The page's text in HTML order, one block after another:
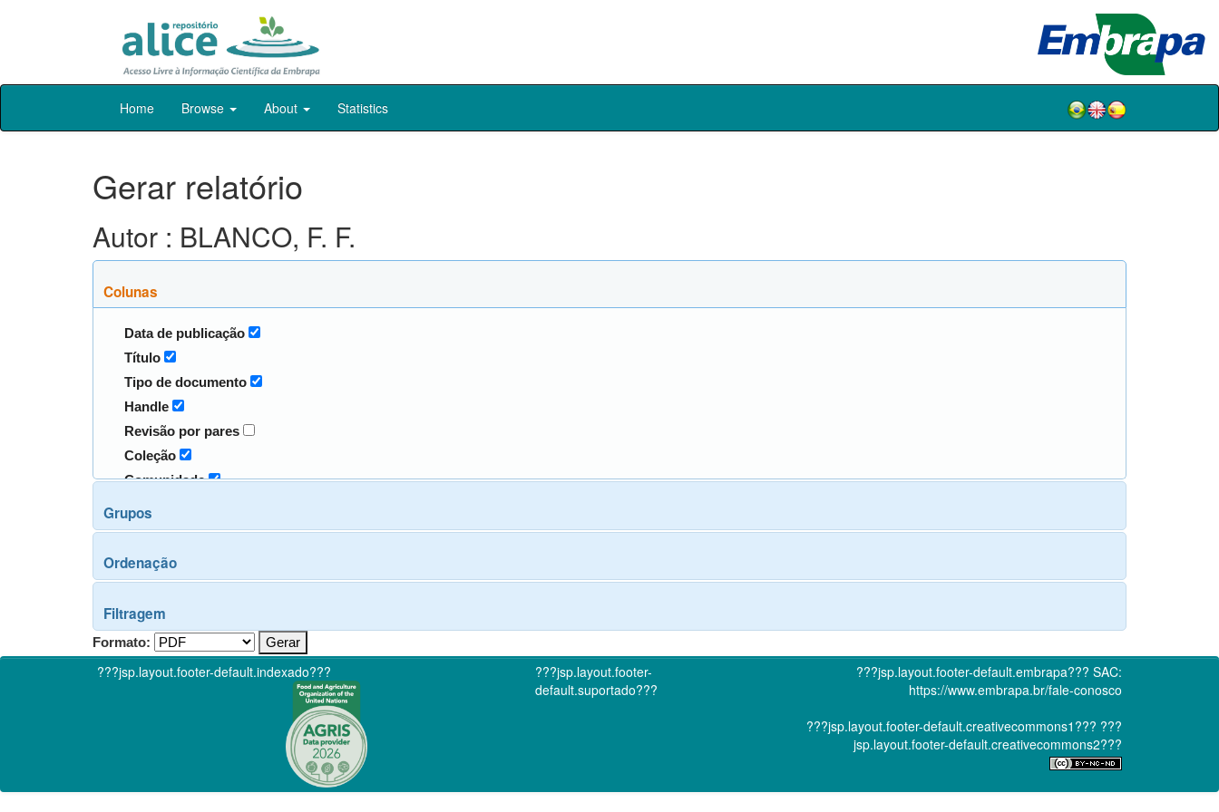
Skip
Home Browse About Statistics
Gerar relatório
Autor : BLANCO, F. F.
Colunas
Data de publicação
Título
Tipo de documento
Handle
Revisão por pares
Coleção
Comunidade
Grupos
Ordenação
Filtragem
Formato:
???jsp.layout.footer-default.indexado???
???jsp.layout.footer-
default.suportado???
???jsp.layout.footer-default.embrapa??? SAC:
https://www.embrapa.br/fale-conosco
???jsp.layout.footer-default.creativecommons1??? ???
jsp.layout.footer-default.creativecommons2???